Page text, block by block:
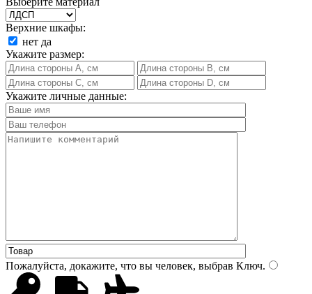
Верхние шкафы:
нет да
Укажите размер:
Укажите личные данные:
Пожалуйста, докажите, что вы человек, выбрав Ключ.